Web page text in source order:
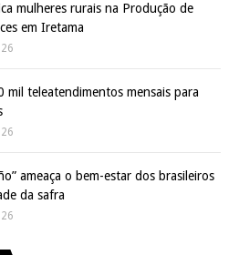
mulheres rurais na Produção de
em Iretama
mil teleatendimentos mensais para
ameaça o bem-estar dos brasileiros
da safra